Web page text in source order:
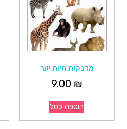
מדבקות חיות יער
9.00 ₪
הוספה לסל